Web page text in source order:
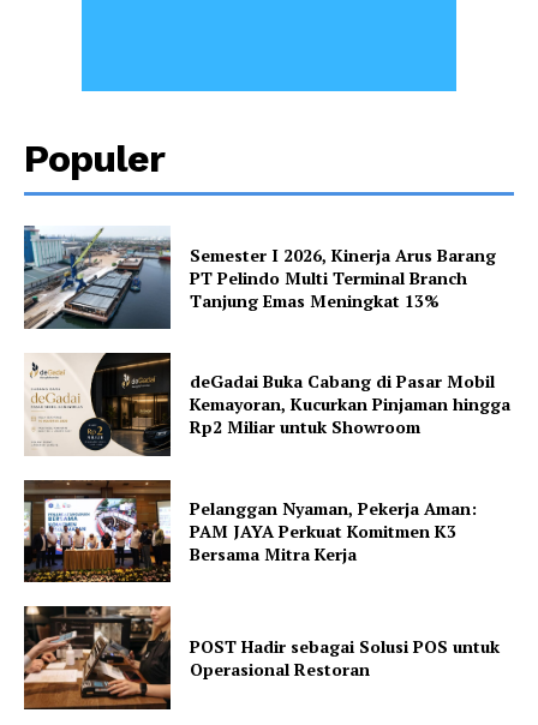
Populer
Semester I 2026, Kinerja Arus Barang
PT Pelindo Multi Terminal Branch
Tanjung Emas Meningkat 13%
deGadai Buka Cabang di Pasar Mobil
Kemayoran, Kucurkan Pinjaman hingga
Rp2 Miliar untuk Showroom
Pelanggan Nyaman, Pekerja Aman:
PAM JAYA Perkuat Komitmen K3
Bersama Mitra Kerja
POST Hadir sebagai Solusi POS untuk
Operasional Restoran